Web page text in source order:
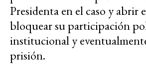
Presidenta en el caso y abrir
bloquear su participación
institucional y
prisión.